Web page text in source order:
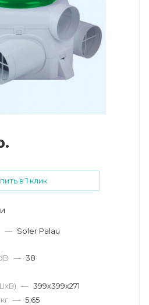
в 1 клик
— Soler Palau
— 38
— 399х399х271
— 5,65